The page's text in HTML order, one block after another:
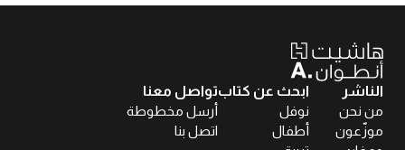
الناشر
من نحن
موزّعون
ابحث عن كتاب
نوفل
أطفال
تواصل معنا
أرسل مخطوطة
اتصل بنا